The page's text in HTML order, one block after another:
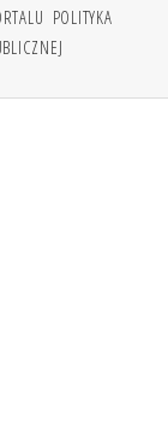
POLITYKA